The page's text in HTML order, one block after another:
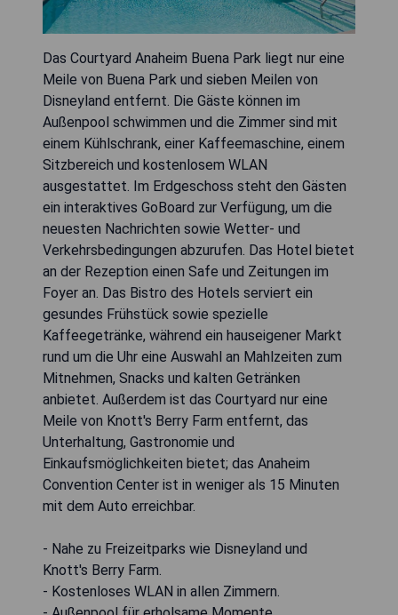
Das Courtyard Anaheim Buena Park liegt nur eine
Meile von Buena Park und sieben Meilen von
Disneyland entfernt. Die Gäste können im
Außenpool schwimmen und die Zimmer sind mit
einem Kühlschrank, einer Kaffeemaschine, einem
Sitzbereich und kostenlosem WLAN
ausgestattet. Im Erdgeschoss steht den Gästen
ein interaktives GoBoard zur Verfügung, um die
neuesten Nachrichten sowie Wetter- und
Verkehrsbedingungen abzurufen. Das Hotel bietet
an der Rezeption einen Safe und Zeitungen im
Foyer an. Das Bistro des Hotels serviert ein
gesundes Frühstück sowie spezielle
Kaffeegetränke, während ein hauseigener Markt
rund um die Uhr eine Auswahl an Mahlzeiten zum
Mitnehmen, Snacks und kalten Getränken
anbietet. Außerdem ist das Courtyard nur eine
Meile von Knott's Berry Farm entfernt, das
Unterhaltung, Gastronomie und
Einkaufsmöglichkeiten bietet; das Anaheim
Convention Center ist in weniger als 15 Minuten
mit dem Auto erreichbar.
- Nahe zu Freizeitparks wie Disneyland und
Knott's Berry Farm.
- Kostenloses WLAN in allen Zimmern.